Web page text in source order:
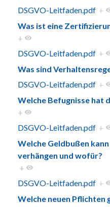
DSGVO-Leitfaden.pdf +
Was ist eine
+
DSGVO-Leitfaden.pdf +
Was sind
DSGVO-Leitfaden.pdf +
Welche Befugnisse hat
+
DSGVO-Leitfaden.pdf +
Welche Geldbußen
verhängen und wofür?
+
DSGVO-Leitfaden.pdf +
Welche neuen